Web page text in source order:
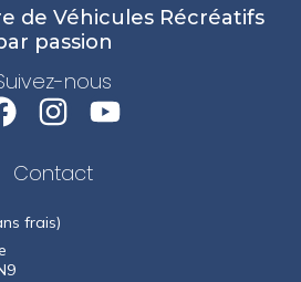
Contact
frais)
de Véhicules Récréatifs
passion
nous